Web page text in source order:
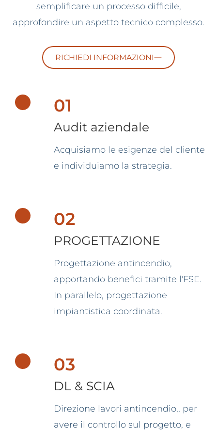
semplificare un processo difficile,
approfondire un aspetto tecnico complesso.
RICHIEDI INFORMAZIONI
01
Audit aziendale
Acquisiamo le esigenze del cliente
e individuiamo la strategia.
02
PROGETTAZIONE
Progettazione antincendio,
apportando benefici tramite l'FSE.
In parallelo, progettazione
impiantistica coordinata.
03
DL & SCIA
Direzione lavori antincendio,, per
avere il controllo sul progetto, e